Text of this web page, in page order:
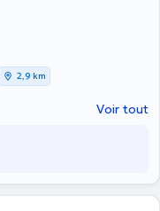
2,9 km
Voir tout